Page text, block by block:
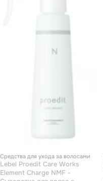
Средства для ухода за волосами
Lebel Proedit Care Works
Element Charge NMF -